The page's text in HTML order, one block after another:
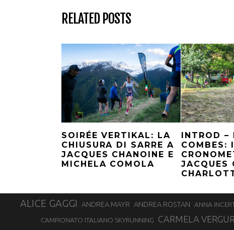
RELATED POSTS
SOIRÉE VERTIKAL: LA
CHIUSURA DI SARRE A
JACQUES CHANOINE E
MICHELA COMOLA
INTROD –
COMBES:
JACQUES
ALICE GAGGI ANDREA MAYR ANDREA ROSTAN ANNA
CAMPIONATO ITALIANO SKYRUNNING CARMELA